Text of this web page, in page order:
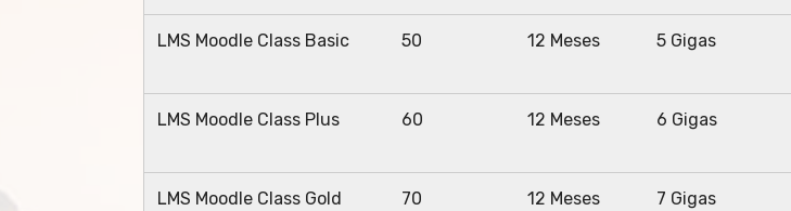
SSD
LMS Moodle Class Basic 50 12 Meses 5 Gigas
LMS Moodle Class Plus 60 12 Meses 6 Gigas
LMS Moodle Class Gold 70 12 Meses 7 Gigas